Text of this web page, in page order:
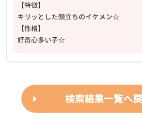
【特徴】
キリッとした顔立ちのイケメン☆
【性格】
好奇心多い子☆
検索結果一覧へ